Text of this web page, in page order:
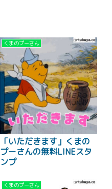
くまのプーさん
「いただきます」くまの
プーさんの無料LINEスタ
ンプ
くまのプーさん